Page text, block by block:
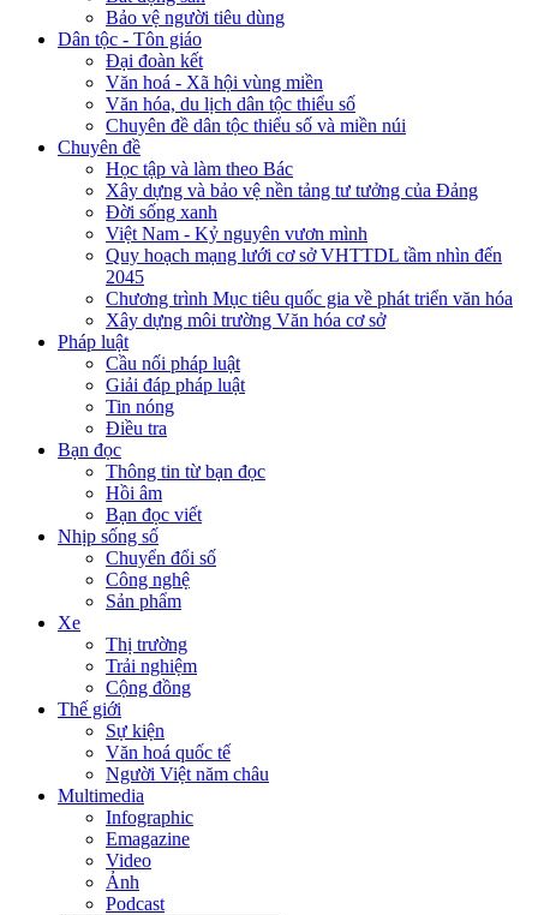
Bảo vệ người tiêu dùng
Dân tộc - Tôn giáo
Đại đoàn kết
Văn hoá - Xã hội vùng miền
Văn hóa, du lịch dân tộc thiểu số
Chuyên đề dân tộc thiểu số và miền núi
Chuyên đề
Học tập và làm theo Bác
Xây dựng và bảo vệ nền tảng tư tưởng của Đảng
Đời sống xanh
Việt Nam - Kỷ nguyên vươn mình
Quy hoạch mạng lưới cơ sở VHTTDL tầm nhìn đến
2045
Chương trình Mục tiêu quốc gia về phát triển văn hóa
Xây dựng môi trường Văn hóa cơ sở
Pháp luật
Cầu nối pháp luật
Giải đáp pháp luật
Tin nóng
Điều tra
Bạn đọc
Thông tin từ bạn đọc
Hồi âm
Bạn đọc viết
Nhịp sống số
Chuyển đổi số
Công nghệ
Sản phẩm
Xe
Thị trường
Trải nghiệm
Cộng đồng
Thế giới
Sự kiện
Văn hoá quốc tế
Người Việt năm châu
Multimedia
Infographic
Emagazine
Video
Ảnh
Podcast